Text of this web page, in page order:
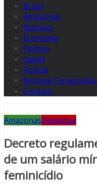
Brasil
Amazonas
Manaus
Economia
Politica
Saúde
Policial
Notícias
Contato
AmazonasDestaque
Decreto
de um salário
feminicídio